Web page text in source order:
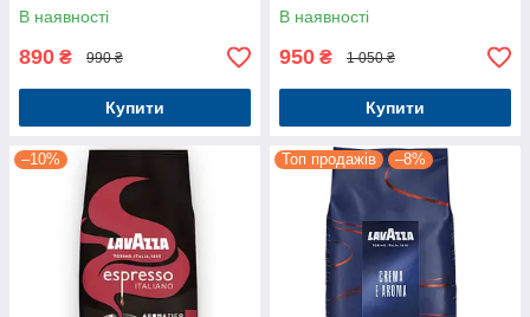
В наявності
890 ₴ 990 ₴
Купити
В наявності
950 ₴ 1 050 ₴
Купити
–10% Топ продажів –8%